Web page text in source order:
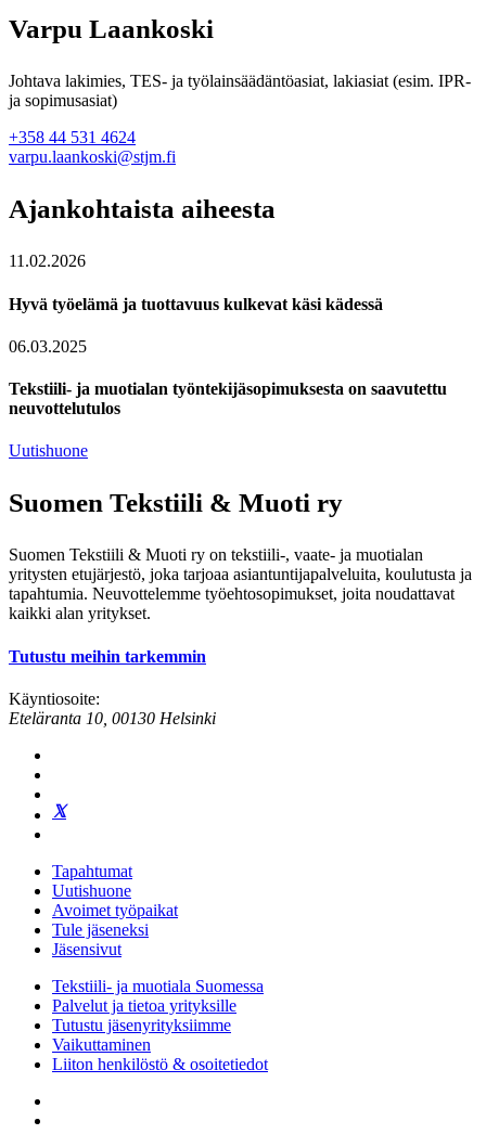
Varpu Laankoski
Johtava lakimies, TES- ja työlainsäädäntöasiat, lakiasiat (esim. IPR-
ja sopimusasiat)
+358 44 531 4624
varpu.laankoski@stjm.fi
Ajankohtaista aiheesta
11.02.2026
Hyvä työelämä ja tuottavuus kulkevat käsi kädessä
06.03.2025
Tekstiili- ja muotialan työntekijäsopimuksesta on saavutettu
neuvottelutulos
Uutishuone
Suomen Tekstiili & Muoti ry
Suomen Tekstiili & Muoti ry on tekstiili-, vaate- ja muotialan
yritysten etujärjestö, joka tarjoaa asiantuntijapalveluita, koulutusta ja
tapahtumia. Neuvottelemme työehtosopimukset, joita noudattavat
kaikki alan yritykset.
Tutustu meihin tarkemmin
Käyntiosoite:
Eteläranta 10, 00130 Helsinki
Tapahtumat
Uutishuone
Avoimet työpaikat
Tule jäseneksi
Jäsensivut
Tekstiili- ja muotiala Suomessa
Palvelut ja tietoa yrityksille
Tutustu jäsenyrityksiimme
Vaikuttaminen
Liiton henkilöstö & osoitetiedot